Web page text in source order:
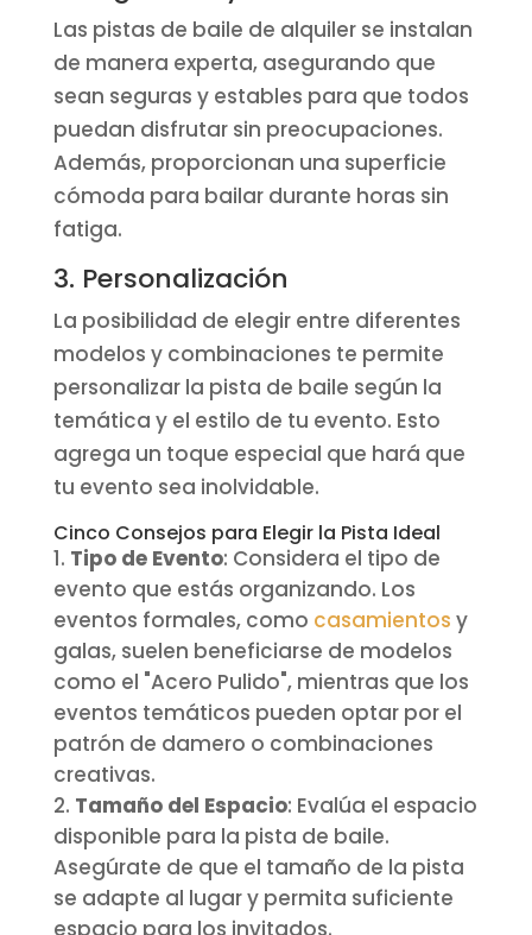
Las pistas de baile de alquiler se instalan
de manera experta, asegurando que
sean seguras y estables para que todos
puedan disfrutar sin preocupaciones.
Además, proporcionan una superficie
cómoda para bailar durante horas sin
fatiga.
3. Personalización
La posibilidad de elegir entre diferentes
modelos y combinaciones te permite
personalizar la pista de baile según la
temática y el estilo de tu evento. Esto
agrega un toque especial que hará que
tu evento sea inolvidable.
Cinco Consejos para Elegir la Pista Ideal
Tipo de Evento: Considera el tipo de
evento que estás organizando. Los
eventos formales, como casamientos y
galas, suelen beneficiarse de modelos
como el "Acero Pulido", mientras que los
eventos temáticos pueden optar por el
patrón de damero o combinaciones
creativas.
Tamaño del Espacio: Evalúa el espacio
disponible para la pista de baile.
Asegúrate de que el tamaño de la pista
se adapte al lugar y permita suficiente
espacio para los invitados.